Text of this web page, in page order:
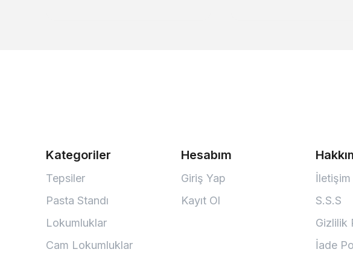
Kategoriler
Tepsiler
Pasta Standı
Lokumluklar
Cam Lokumluklar
Hesabım
Giriş Yap
Kayıt Ol
İletişim
S.S.S
Gizlilik
İade